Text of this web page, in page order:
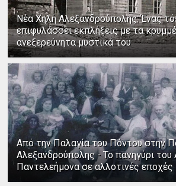
Νέα Χηλή Αλεξανδρούπολης: Ένας
επιφυλάσσει εκπλήξεις με τα
ανεξερεύνητα μυστικά του
Από την Παλαγία του Πόντου στην
Αλεξανδρούπολης - Το πανηγύρι του
Παντελεήμονα σε αλλοτινές εποχές